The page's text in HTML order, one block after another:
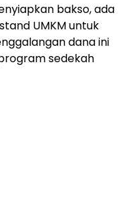
bakso, ada
UMKM untuk
dana ini
sedekah